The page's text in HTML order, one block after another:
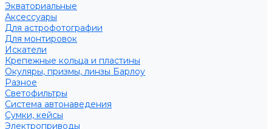
Экваториальные
Аксессуары
Для астрофотографии
Для монтировок
Искатели
Крепежные кольца и пластины
Окуляры, призмы, линзы Барлоу
Разное
Светофильтры
Система автонаведения
Сумки, кейсы
Электроприводы